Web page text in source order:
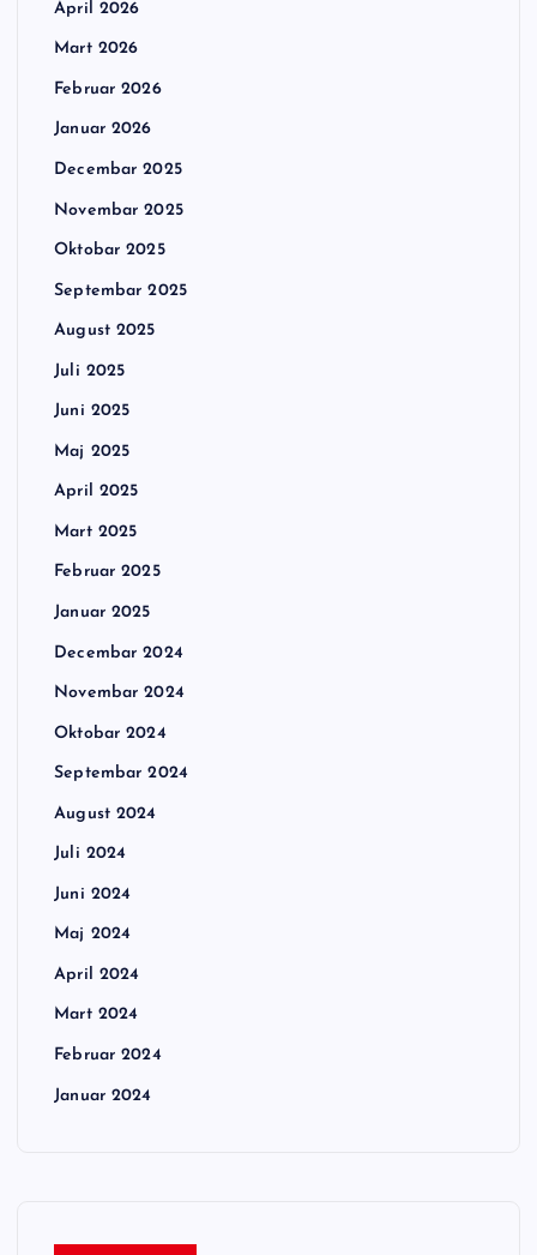
April 2026
Mart 2026
Februar 2026
Januar 2026
Decembar 2025
Novembar 2025
Oktobar 2025
Septembar 2025
August 2025
Juli 2025
Juni 2025
Maj 2025
April 2025
Mart 2025
Februar 2025
Januar 2025
Decembar 2024
Novembar 2024
Oktobar 2024
Septembar 2024
August 2024
Juli 2024
Juni 2024
Maj 2024
April 2024
Mart 2024
Februar 2024
Januar 2024